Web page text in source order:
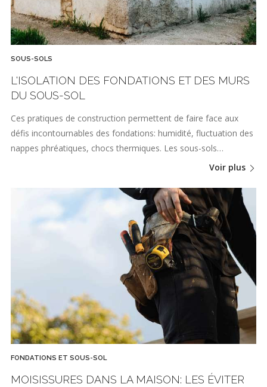
SOUS-SOLS
L'ISOLATION DES FONDATIONS ET DES MURS
DU SOUS-SOL
Ces pratiques de construction permettent de faire face aux
défis incontournables des fondations: humidité, fluctuation des
nappes phréatiques, chocs thermiques. Les sous-sols…
Voir plus
FONDATIONS ET SOUS-SOL
MOISISSURES DANS LA MAISON: LES ÉVITER